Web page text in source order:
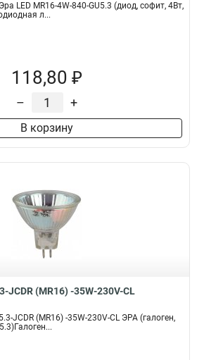
LED MR16-4W-840-GU5.3 (диод, софит, 4Вт,
л...
118,80 ₽
– +
В корзину
JCDR (MR16) -35W-230V-CL
JCDR (MR16) -35W-230V-CL ЭРА (галоген,